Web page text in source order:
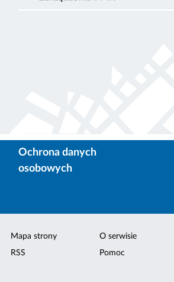
Ochrona danych
osobowych
Mapa strony
RSS
O serwisie
Pomoc